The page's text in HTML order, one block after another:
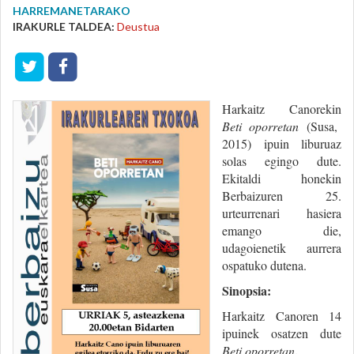
HARREMANETARAKO
IRAKURLE TALDEA: Deustua
Harkaitz Canorekin
Beti oporretan (Susa,
2015) ipuin liburuaz
solas egingo dute.
Ekitaldi honekin
Berbaizuren 25.
urteurrenari hasiera
emango die,
udagoienetik aurrera
ospatuko dutena.
Sinopsia:
Harkaitz Canoren 14
ipuinek osatzen dute
Beti oporretan.